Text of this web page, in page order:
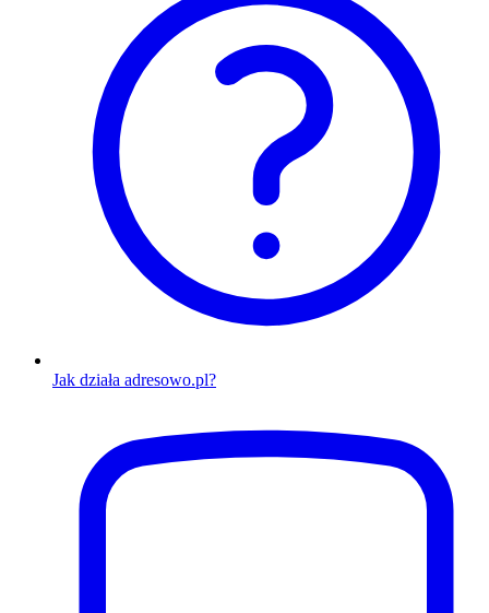
Jak działa adresowo.pl?